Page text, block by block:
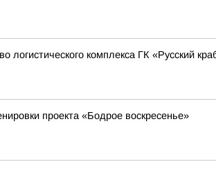
комплекса ГК «Русский
проекта «Бодрое воскресенье»